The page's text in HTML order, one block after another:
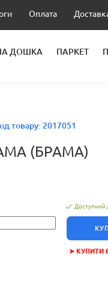
Оплата
ДОШКА ПАРКЕТ
товару: 2017051
(БРАМА)
Доступний
➤ КУПИТИ